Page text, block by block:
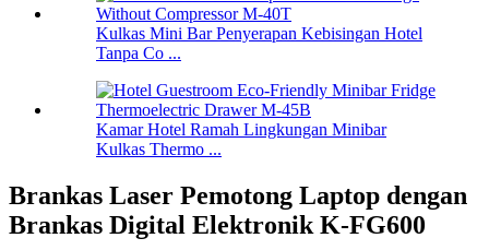
Kulkas Mini Bar Penyerapan Kebisingan Hotel
Tanpa Co ...
Kamar Hotel Ramah Lingkungan Minibar
Kulkas Thermo ...
Brankas Laser Pemotong Laptop dengan
Brankas Digital Elektronik K-FG600